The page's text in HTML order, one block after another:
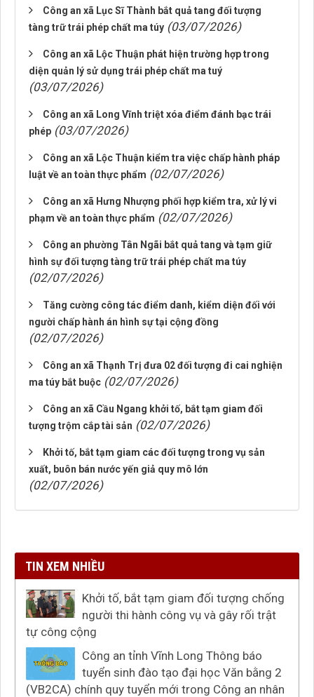
Công an xã Lục Sĩ Thành bắt quả tang đối tượng
tàng trữ trái phép chất ma túy (03/07/2026)
Công an xã Lộc Thuận phát hiện trường hợp trong
diện quản lý sử dụng trái phép chất ma tuý
(03/07/2026)
Công an xã Long Vĩnh triệt xóa điểm đánh bạc trái
phép (03/07/2026)
Công an xã Lộc Thuận kiểm tra việc chấp hành pháp
luật về an toàn thực phẩm (02/07/2026)
Công an xã Hưng Nhượng phối hợp kiểm tra, xử lý vi
phạm về an toàn thực phẩm (02/07/2026)
Công an phường Tân Ngãi bắt quả tang và tạm giữ
hình sự đối tượng tàng trữ trái phép chất ma túy
(02/07/2026)
Tăng cường công tác điểm danh, kiểm diện đối với
người chấp hành án hình sự tại cộng đồng
(02/07/2026)
Công an xã Thạnh Trị đưa 02 đối tượng đi cai nghiện
ma túy bắt buộc (02/07/2026)
Công an xã Cầu Ngang khởi tố, bắt tạm giam đối
tượng trộm cắp tài sản (02/07/2026)
Khởi tố, bắt tạm giam các đối tượng trong vụ sản
xuất, buôn bán nước yến giả quy mô lớn
(02/07/2026)
TIN XEM NHIỀU
Khởi tố, bắt tạm giam đối tượng chống
người thi hành công vụ và gây rối trật
tự công cộng
Công an tỉnh Vĩnh Long Thông báo
tuyển sinh đào tạo đại học Văn bằng 2
(VB2CA) chính quy tuyển mới trong Công an nhân